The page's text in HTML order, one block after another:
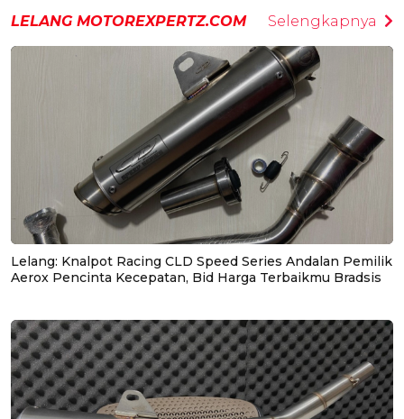
LELANG MOTOREXPERTZ.COM Selengkapnya
Lelang: Knalpot Racing CLD Speed Series Andalan Pemilik
Aerox Pencinta Kecepatan, Bid Harga Terbaikmu Bradsis